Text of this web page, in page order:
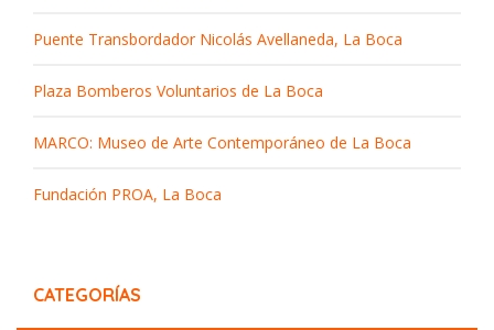
Puente Transbordador Nicolás Avellaneda, La Boca
Plaza Bomberos Voluntarios de La Boca
MARCO: Museo de Arte Contemporáneo de La Boca
Fundación PROA, La Boca
CATEGORÍAS